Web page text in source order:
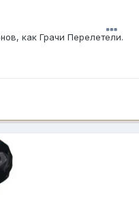
как Грачи Перелетели.